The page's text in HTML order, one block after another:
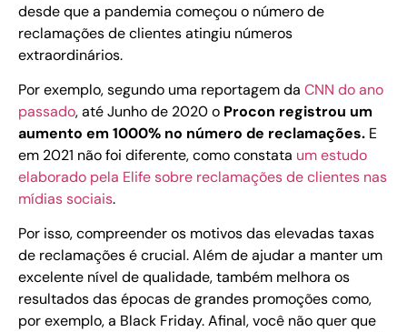
desde que a pandemia começou o número de
reclamações de clientes atingiu números
extraordinários.
Por exemplo, segundo uma reportagem da CNN do ano
passado, até Junho de 2020 o Procon registrou um
aumento em 1000% no número de reclamações. E
em 2021 não foi diferente, como constata um estudo
elaborado pela Elife sobre reclamações de clientes nas
mídias sociais.
Por isso, compreender os motivos das elevadas taxas
de reclamações é crucial. Além de ajudar a manter um
excelente nível de qualidade, também melhora os
resultados das épocas de grandes promoções como,
por exemplo, a Black Friday. Afinal, você não quer que